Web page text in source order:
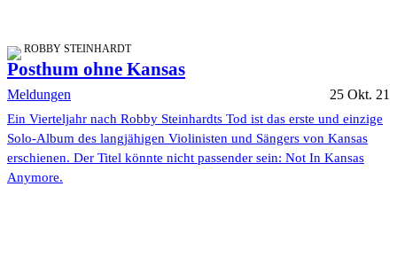
ROBBY STEINHARDT
Posthum ohne Kansas
Meldungen 25 Okt. 21
Ein Vierteljahr nach Robby Steinhardts Tod ist das erste und einzige
Solo-Album des langjähigen Violinisten und Sängers von Kansas
erschienen. Der Titel könnte nicht passender sein: Not In Kansas
Anymore.